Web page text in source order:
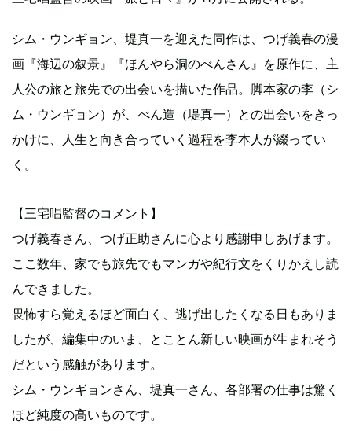
シム・ウンギョン、堤真一を迎えた同作は、つげ義春の漫
画『海辺の叙景』『ほんやら洞のべんさん』を原作に、主
人公の旅と旅先での出会いを描いた作品。脚本家の李（シ
ム・ウンギョン）が、べん造（堤真一）との出会いをきっ
かけに、人生と向き合っていく過程を李本人が綴ってい
く。
【三宅唱監督のコメント】
つげ義春さん、つげ正助さんに心より感謝申しあげます。
ここ数年、家でも旅先でもマンガや紀行文をくりかえし読
んできました。
畏怖すら覚えるほど面白く、逃げ出したくなる日もありま
したが、編集中のいま、とことん新しい映画が生まれそう
だという感触があります。
シム・ウンギョンさん、堤真一さん、各部署の仕事は驚く
ほど純度の高いものです。